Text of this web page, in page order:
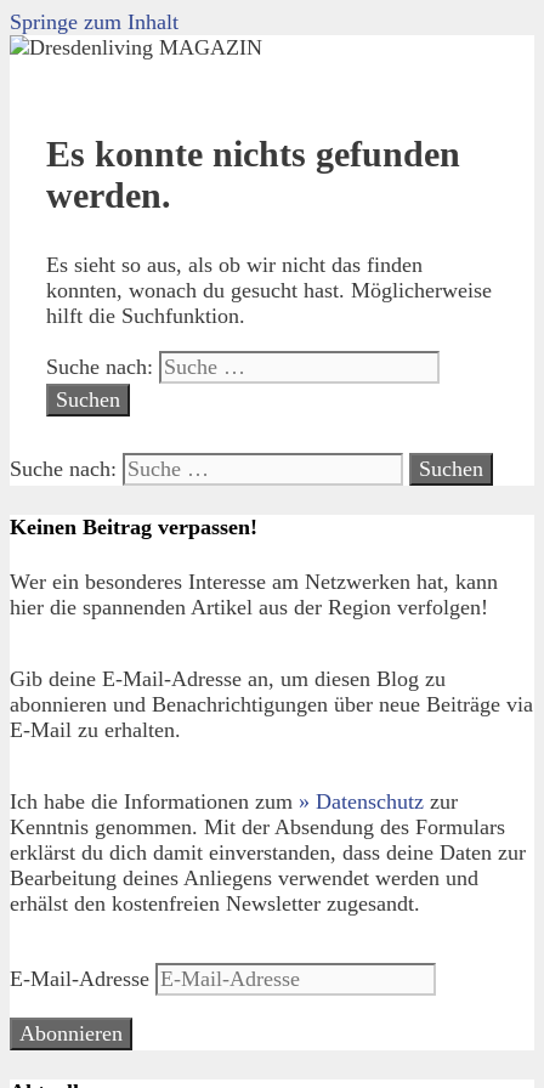
Springe zum Inhalt
Es konnte nichts gefunden
werden.
Es sieht so aus, als ob wir nicht das finden
konnten, wonach du gesucht hast. Möglicherweise
hilft die Suchfunktion.
Suche nach:
Suche nach:
Keinen Beitrag verpassen!
Wer ein besonderes Interesse am Netzwerken hat, kann
hier die spannenden Artikel aus der Region verfolgen!
Gib deine E-Mail-Adresse an, um diesen Blog zu
abonnieren und Benachrichtigungen über neue Beiträge via
E-Mail zu erhalten.
Ich habe die Informationen zum » Datenschutz zur
Kenntnis genommen. Mit der Absendung des Formulars
erklärst du dich damit einverstanden, dass deine Daten zur
Bearbeitung deines Anliegens verwendet werden und
erhälst den kostenfreien Newsletter zugesandt.
E-Mail-Adresse
Abonnieren